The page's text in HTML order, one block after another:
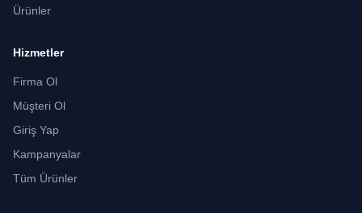
Ürünler
Hizmetler
Firma Ol
Müşteri Ol
Giriş Yap
Kampanyalar
Tüm Ürünler